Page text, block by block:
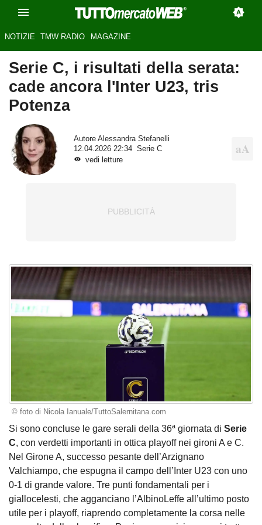
NOTIZIE TMW RADIO MAGAZINE
Serie C, i risultati della serata:
cade ancora l'Inter U23, tris
Potenza
Autore Alessandra Stefanelli
12.04.2026 22:34
Serie C
vedi letture
© foto di Nicola Ianuale/TuttoSalernitana.com
Si sono concluse le gare serali della 36ª giornata di Serie
C, con verdetti importanti in ottica playoff nei gironi A e C.
Nel Girone A, successo pesante dell’Arzignano
Valchiampo, che espugna il campo dell’Inter U23 con uno
0-1 di grande valore. Tre punti fondamentali per i
giallocelesti, che agganciano l’AlbinoLeffe all’ultimo posto
utile per i playoff, riaprendo completamente la corsa nelle